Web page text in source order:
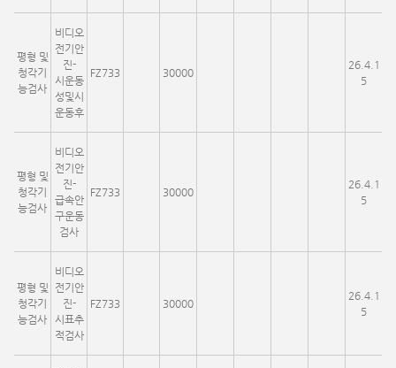
평형 및
청각기
능검사
비디오
전기안
진-
시운동
성및시
운동후
FZ733 30000
26.4.1
5
평형 및
청각기
능검사
비디오
전기안
진-
급속안
구운동
검사
FZ733 30000
26.4.1
5
평형 및
청각기
능검사
비디오
전기안
진-
시표추
적검사
FZ733 30000
26.4.1
5